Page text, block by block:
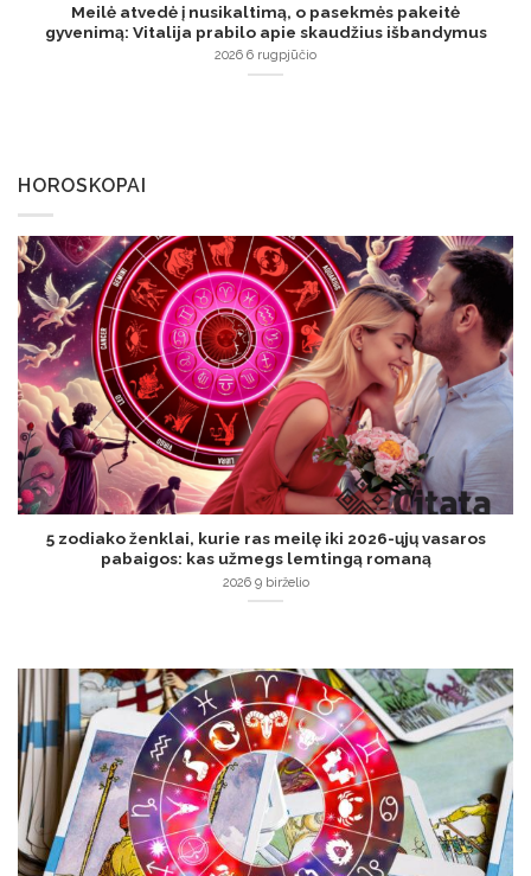
Meilė atvedė į nusikaltimą, o pasekmės pakeitė
gyvenimą: Vitalija prabilo apie skaudžius išbandymus
2026 6 rugpjūčio
HOROSKOPAI
5 zodiako ženklai, kurie ras meilę iki 2026-ųjų vasaros
pabaigos: kas užmegs lemtingą romaną
2026 9 birželio